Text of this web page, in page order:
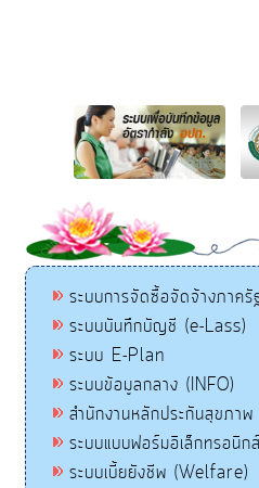
ระบบการจัดซื้อจัดจ้างภาครั
ระบบบันทึกบัญชี (e-Lass)
ระบบ E-Plan
ระบบข้อมูลกลาง (INFO)
สำนักงานหลักประกันสุขภา
ระบบแบบฟอร์มอิเล็กทรอนิ
ระบบเบี้ยยังชีพ (Welfare)